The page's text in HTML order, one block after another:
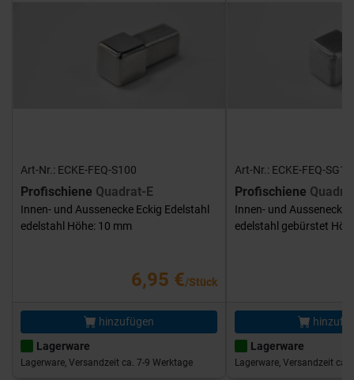
Art-Nr.: ECKE-FEQ-S100
Profischiene Quadrat-E
Innen- und Aussenecke Eckig Edelstahl
edelstahl Höhe: 10 mm
6,95 €/Stück
hinzufügen
Lagerware
Lagerware, Versandzeit ca. 7-9 Werktage
Art-Nr.: ECKE-FEQ-
Profischiene
Innen- und Aussenecke
edelstahl gebürstet
Lagerware
Lagerware, Versandzeit ca.